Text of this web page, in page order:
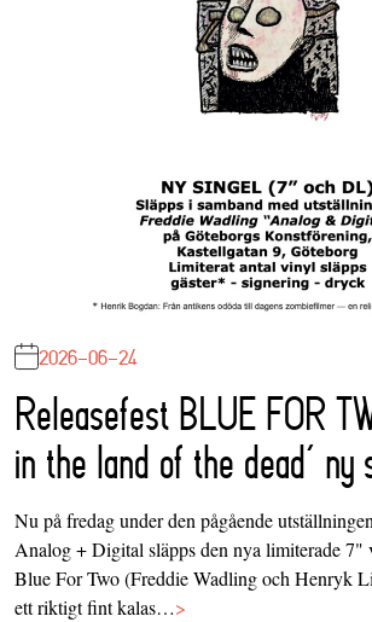
2026-06-24
Releasefest BLUE FOR
in the land of the dead’ ny
Nu på fredag under den pågående
Analog + Digital släpps den nya limiterade 7"
Blue For Two (Freddie Wadling och Henryk
ett riktigt fint kalas…>